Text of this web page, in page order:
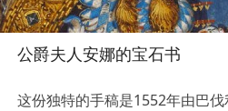
公爵夫人安娜的宝石书
这份独特的手稿是1552年由巴